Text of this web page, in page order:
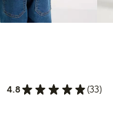
kr kr
4.8 (33)
pris senaste 30